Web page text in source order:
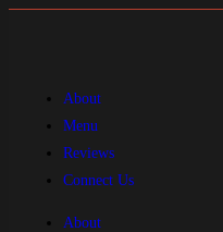
About
Menu
Reviews
Connect Us
About